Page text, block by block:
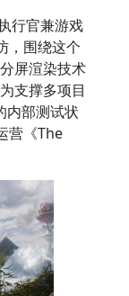
行官兼游戏
，围绕这个
屏渲染技术
支撑多项目
内部测试状
营《The